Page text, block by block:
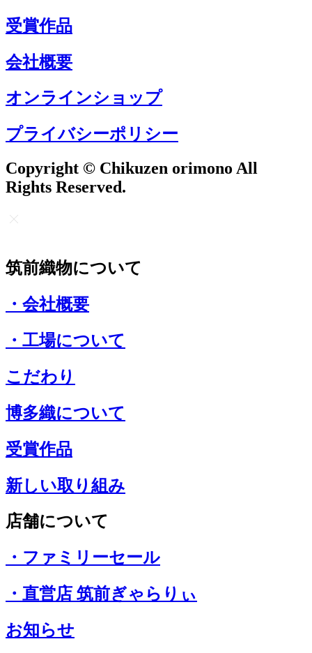
受賞作品
会社概要
オンラインショップ
プライバシーポリシー
Copyright © Chikuzen orimono All
Rights Reserved.
筑前織物について
・会社概要
・工場について
こだわり
博多織について
受賞作品
新しい取り組み
店舗について
・ファミリーセール
・直営店 筑前ぎゃらりぃ
お知らせ